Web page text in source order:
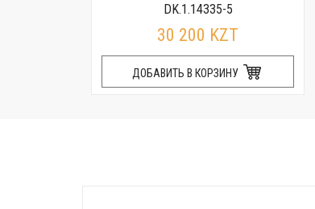
DK.1.14335-5
30 200 KZT
ДОБАВИТЬ В КОРЗИНУ